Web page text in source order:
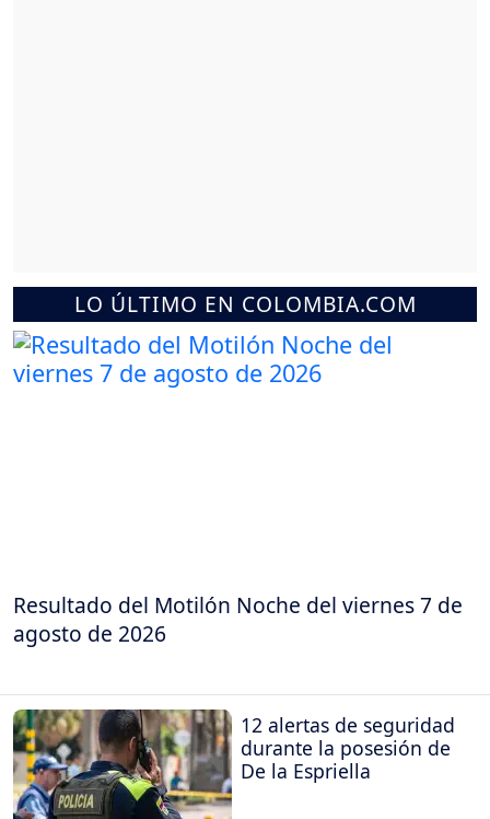
LO ÚLTIMO EN COLOMBIA.COM
Resultado del Motilón Noche del viernes 7 de
agosto de 2026
12 alertas de seguridad
durante la posesión de
De la Espriella